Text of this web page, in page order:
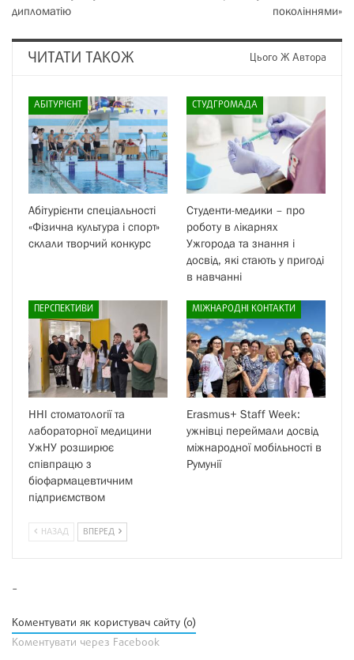
дипломатію
поколіннями»
ЧИТАТИ ТАКОЖ Цього Ж Автора
АБІТУРІЄНТ
Абітурієнти спеціальності
«Фізична культура і спорт»
склали творчий конкурс
СТУДГРОМАДА
Студенти-медики – про
роботу в лікарнях
Ужгорода та знання і
досвід, які стають у пригоді
в навчанні
ПЕРСПЕКТИВИ
ННІ стоматології та
лабораторної медицини
УжНУ розширює
співпрацю з
біофармацевтичним
підприємством
МІЖНАРОДНІ КОНТАКТИ
Erasmus+ Staff Week:
ужнівці переймали досвід
міжнародної мобільності в
Румунії
НАЗАД ВПЕРЕД
-
Коментувати як користувач сайту (0)
Коментувати через Facebook